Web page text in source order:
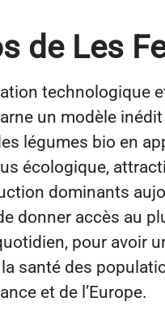
de Les
technologique
un modèle
légumes bio en
écologique,
dominants
donner accès au
pour avoir
santé des
et de l’Europe.